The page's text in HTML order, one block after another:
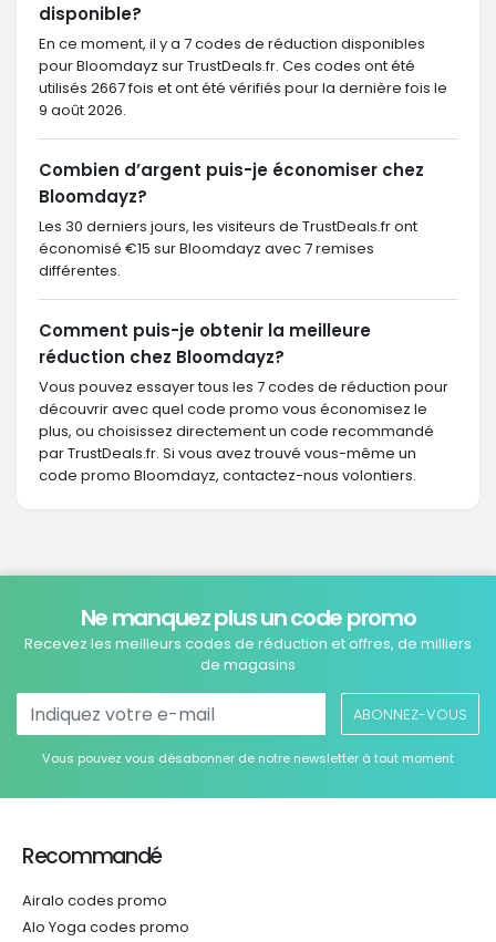
disponible?
En ce moment, il y a 7 codes de réduction disponibles
pour Bloomdayz sur TrustDeals.fr. Ces codes ont été
utilisés 2667 fois et ont été vérifiés pour la dernière fois le
9 août 2026.
Combien d’argent puis-je économiser chez
Bloomdayz?
Les 30 derniers jours, les visiteurs de TrustDeals.fr ont
économisé €15 sur Bloomdayz avec 7 remises
différentes.
Comment puis-je obtenir la meilleure
réduction chez Bloomdayz?
Vous pouvez essayer tous les 7 codes de réduction pour
découvrir avec quel code promo vous économisez le
plus, ou choisissez directement un code recommandé
par TrustDeals.fr. Si vous avez trouvé vous-même un
code promo Bloomdayz, contactez-nous volontiers.
Ne manquez plus un code promo
Recevez les meilleurs codes de réduction et offres, de milliers
de magasins
ABONNEZ-VOUS
Vous pouvez vous désabonner de notre newsletter à tout moment
Recommandé
Airalo codes promo
Alo Yoga codes promo